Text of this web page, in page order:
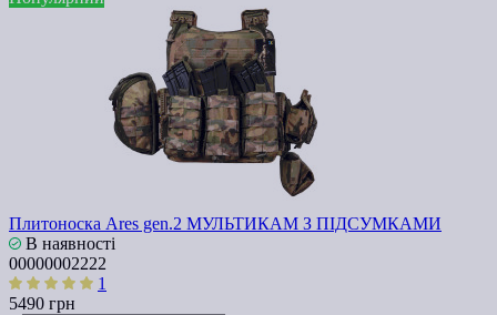
Плитоноска Ares gen.2 МУЛЬТИКАМ З ПІДСУМКАМИ
В наявності
00000002222
1
5490 грн